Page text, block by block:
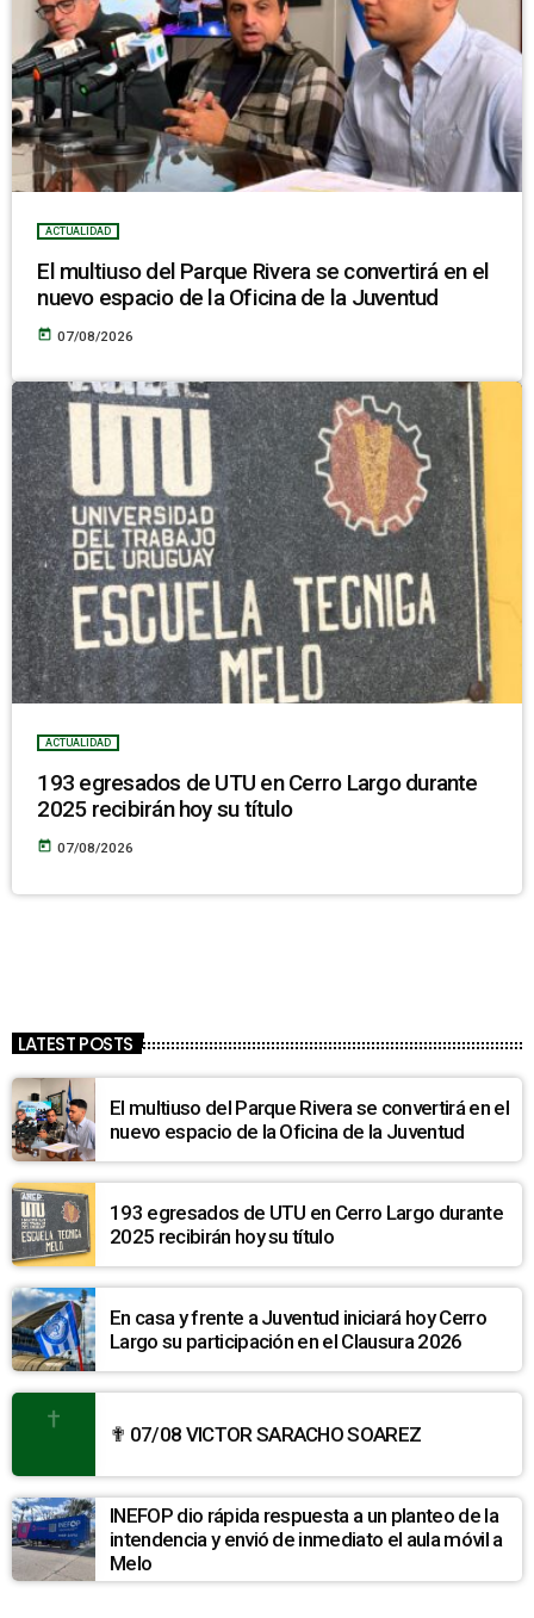
ACTUALIDAD
El multiuso del Parque Rivera se convertirá en el
nuevo espacio de la Oficina de la Juventud
today 07/08/2026
ACTUALIDAD
193 egresados de UTU en Cerro Largo durante
2025 recibirán hoy su título
today 07/08/2026
LATEST POSTS
El multiuso del Parque Rivera se convertirá en el
nuevo espacio de la Oficina de la Juventud
193 egresados de UTU en Cerro Largo durante
2025 recibirán hoy su título
En casa y frente a Juventud iniciará hoy Cerro
Largo su participación en el Clausura 2026
✟ 07/08 VICTOR SARACHO SOAREZ
INEFOP dio rápida respuesta a un planteo de la
intendencia y envió de inmediato el aula móvil a
Melo